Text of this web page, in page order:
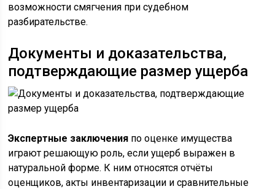
возможности смягчения при судебном
разбирательстве.
Документы и доказательства,
подтверждающие размер ущерба
Экспертные заключения по оценке имущества
играют решающую роль, если ущерб выражен в
натуральной форме. К ним относятся отчёты
оценщиков, акты инвентаризации и сравнительные